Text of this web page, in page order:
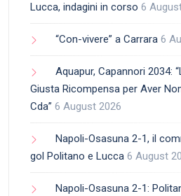
Lucca, indagini in corso 6
“Con-vivere” a Carrara 6
Aquapur, Capannori 2034:
Giusta Ricompensa per Aver
Cda” 6 August 2026
Napoli-Osasuna 2-1, il
gol Politano e Lucca 6 August
Napoli-Osasuna 2-1: